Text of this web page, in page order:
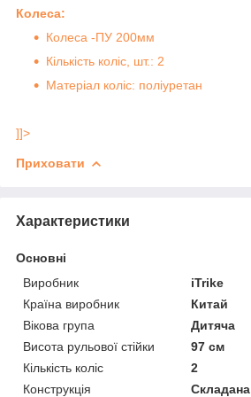
Колеса:
Колеса -ПУ 200мм
Кількість коліс, шт.: 2
Матеріал коліс: поліуретан
]]>
Приховати
Характеристики
Основні
Виробник
iTrike
Країна виробник
Китай
Вікова група
Дитяча
Висота рульової стійки
97 см
Кількість коліс
2
Конструкція
Складана